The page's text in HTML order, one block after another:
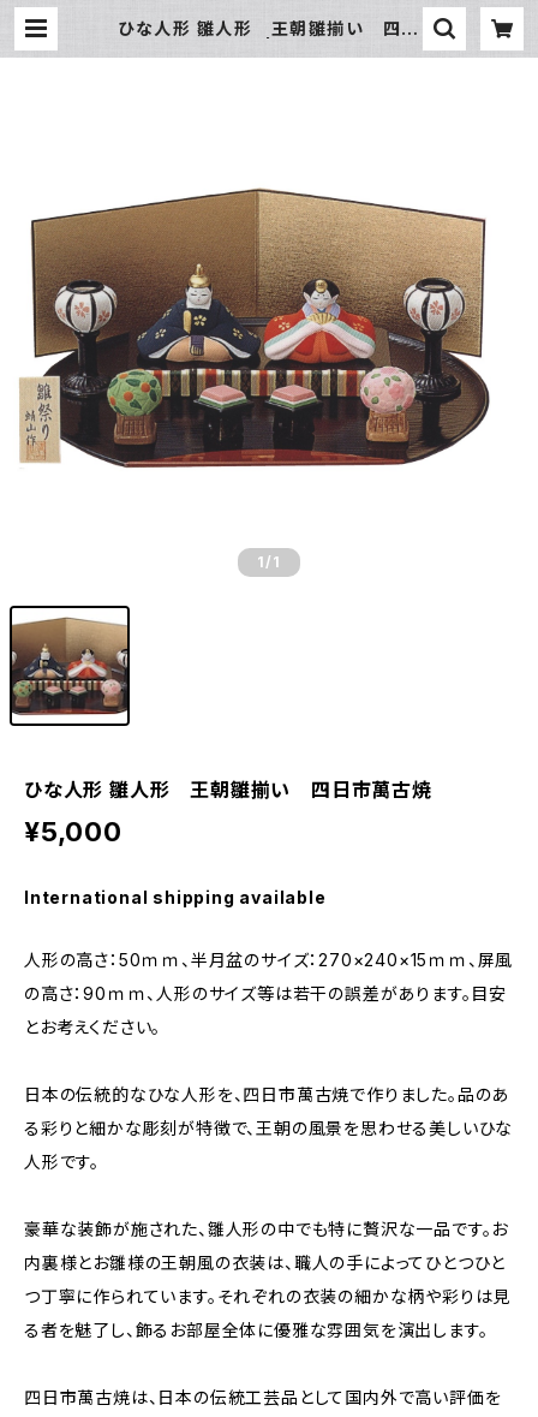
ひな人形 雛人形 王朝雛揃い 四日
1 /1
ひな人形 雛人形 王朝雛揃い 四日市萬古焼
¥5,000
International shipping available
人形の高さ：50ｍｍ、半月盆のサイズ：270×240×15ｍｍ、屏風
の高さ：90ｍｍ、人形のサイズ等は若干の誤差があります。目安
とお考えください。
日本の伝統的なひな人形を、四日市萬古焼で作りました。品のあ
る彩りと細かな彫刻が特徴で、王朝の風景を思わせる美しいひな
人形です。
豪華な装飾が施された、雛人形の中でも特に贅沢な一品です。お
内裏様とお雛様の王朝風の衣装は、職人の手によってひとつひと
つ丁寧に作られています。それぞれの衣装の細かな柄や彩りは見
る者を魅了し、飾るお部屋全体に優雅な雰囲気を演出します。
四日市萬古焼は、日本の伝統工芸品として国内外で高い評価を